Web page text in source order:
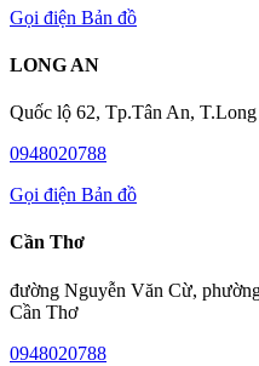
Gọi điện Bản đồ
LONG AN
Quốc lộ 62, Tp.Tân An,
0948020788
Gọi điện Bản đồ
Cần Thơ
đường Nguyễn Văn Cừ,
Cần Thơ
0948020788